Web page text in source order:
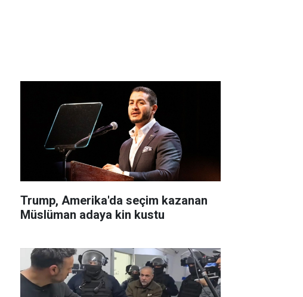
Trump, Amerika'da seçim kazanan
Müslüman adaya kin kustu